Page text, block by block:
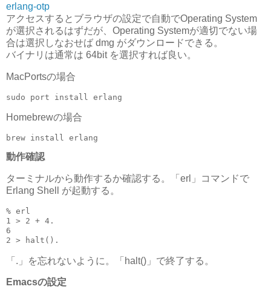
erlang-otp
アクセスするとブラウザの設定で自動でOperating System
が選択されるはずだが、Operating Systemが適切でない場
合は選択しなおせば dmg がダウンロードできる。
バイナリは通常は 64bit を選択すれば良い。
MacPortsの場合
Homebrewの場合
動作確認
ターミナルから動作するか確認する。「erl」コマンドで
Erlang Shell が起動する。
% erl
1 > 2 + 4.
6
「.」を忘れないように。「halt()」で終了する。
Emacsの設定